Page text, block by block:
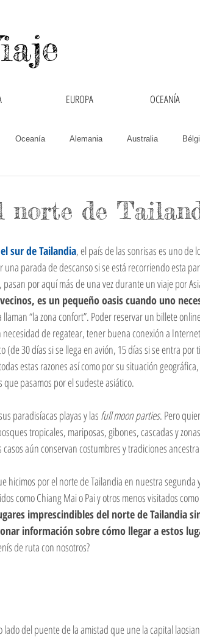
EUROPA OCEANÍA
Oceanía Alemania Australia
norte de
sur de Tailandia, el país de las sonrisas es uno de
parada de descanso si se está recorriendo esta
por aquí más de una vez durante un viaje por
es un pequeño oasis cuando uno
llaman “la zona confort”. Poder reservar un billete
de regatear, tener buena conexión a
30 días si se llega en avión, 15 días si se entra por
estas razones así como por su situación
pasamos por el sudeste asiático.
paradisíacas playas y las full moon parties. Pero
tropicales, mariposas, gibones, cascadas y
aún conservan costumbres y tradiciones
hicimos por el norte de Tailandia en nuestra segunda
como Chiang Mai o Pai y otros menos visitados
imprescindibles del norte de Tailandia
información sobre cómo llegar a estos
de ruta con nosotros?
del puente de la amistad que une la capital